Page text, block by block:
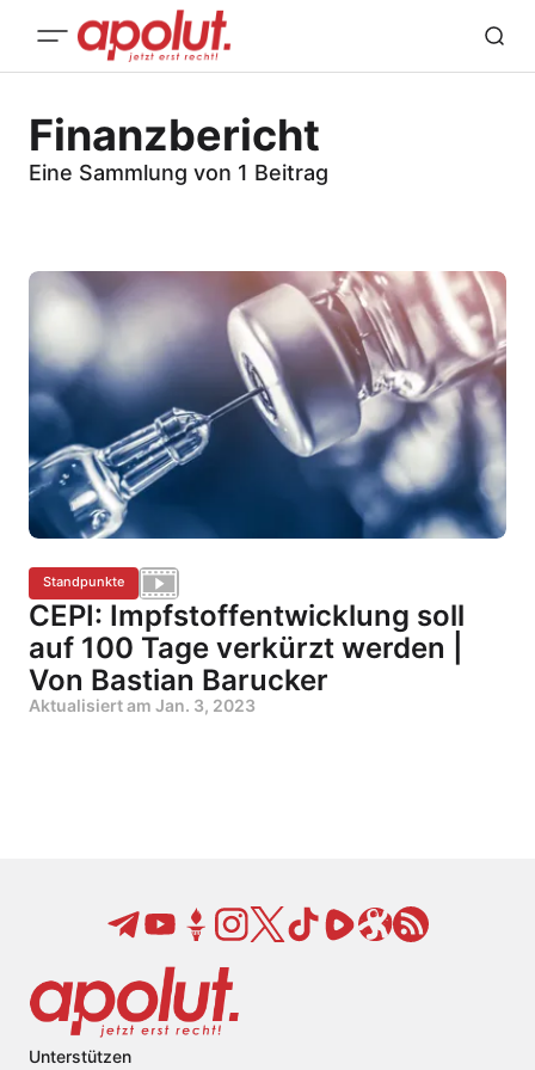
Finanzbericht
Eine Sammlung von 1 Beitrag
Standpunkte
CEPI: Impfstoffentwicklung soll
auf 100 Tage verkürzt werden |
Von Bastian Barucker
Aktualisiert am Jan. 3, 2023
Unterstützen